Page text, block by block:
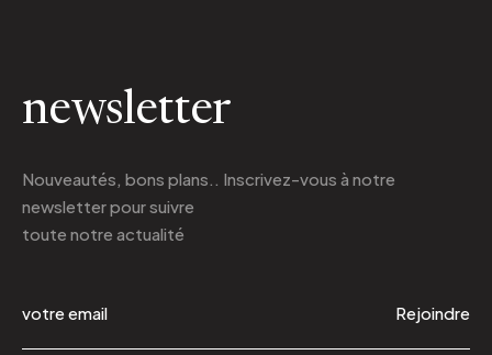
newsletter
Nouveautés, bons plans.. Inscrivez-vous à notre
newsletterpour suivre
toute notre actualité
Rejoindre